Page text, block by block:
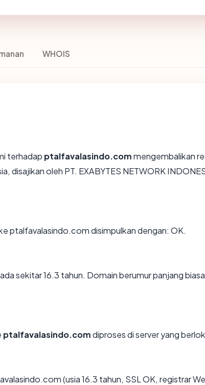
WHOIS
terhadap ptalfavalasindo.commengembalikan
disajikan oleh PT. EXABYTES NETWORK
ptalfavalasindo.com disimpulkan dengan: OK.
sekitar 16.3 tahun. Domain berumur panjang
ptalfavalasindo.comdiproses di server yang
(usia 16.3 tahun, SSL OK, registrar